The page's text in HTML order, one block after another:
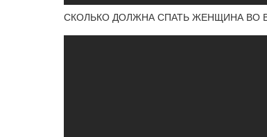
СКОЛЬКО ДОЛЖНА СПАТЬ ЖЕНЩИНА ВО